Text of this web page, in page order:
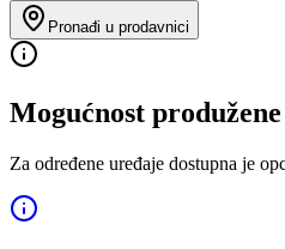
Pronađi u prodavnici
Mogućnost
Za određene uređaje dostupna je